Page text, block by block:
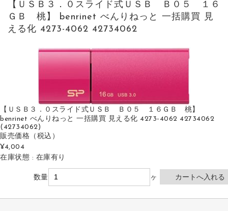
【ＵＳＢ３．０スライド式ＵＳＢ Ｂ０５ １６
ＧＢ 桃】 benrinet べんりねっと 一括購買 見
える化 4273-4062 42734062
【ＵＳＢ３．０スライド式ＵＳＢ Ｂ０５ １６ＧＢ 桃】
benrinet べんりねっと 一括購買 見える化 4273-4062 42734062
(42734062)
販売価格 （税込）
¥4,004
在庫状態 : 在庫有り
数量 ヶ